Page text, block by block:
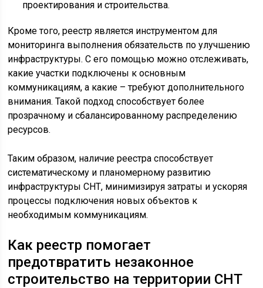
проектирования и строительства.
Кроме того, реестр является инструментом для
мониторинга выполнения обязательств по улучшению
инфраструктуры. С его помощью можно отслеживать,
какие участки подключены к основным
коммуникациям, а какие – требуют дополнительного
внимания. Такой подход способствует более
прозрачному и сбалансированному распределению
ресурсов.
Таким образом, наличие реестра способствует
систематическому и планомерному развитию
инфраструктуры СНТ, минимизируя затраты и ускоряя
процессы подключения новых объектов к
необходимым коммуникациям.
Как реестр помогает
предотвратить незаконное
строительство на территории СНТ